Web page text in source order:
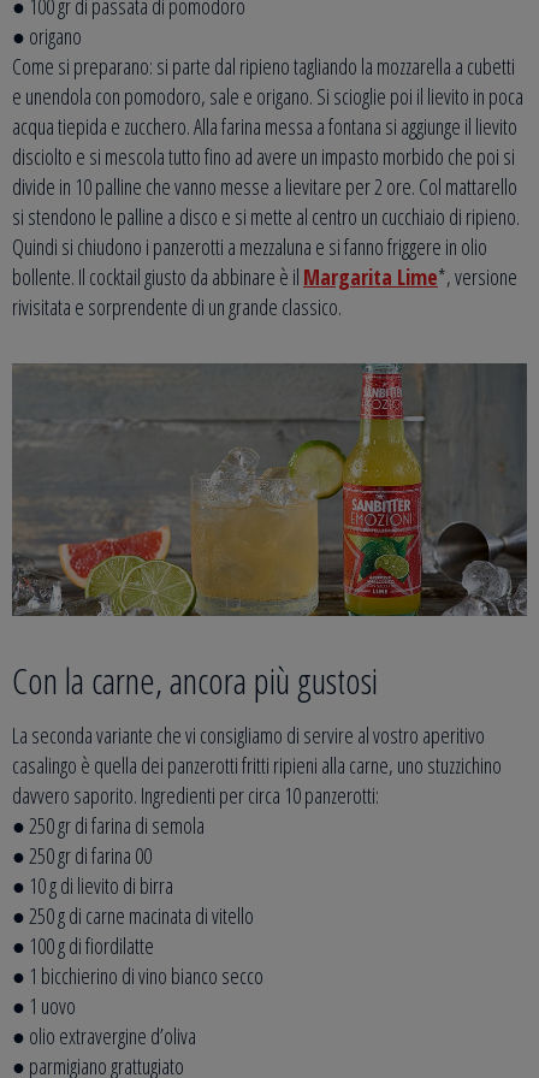
● 100 gr di passata di pomodoro
● origano
Come si preparano: si parte dal ripieno tagliando la mozzarella a cubetti
e unendola con pomodoro, sale e origano. Si scioglie poi il lievito in poca
acqua tiepida e zucchero. Alla farina messa a fontana si aggiunge il lievito
disciolto e si mescola tutto fino ad avere un impasto morbido che poi si
divide in 10 palline che vanno messe a lievitare per 2 ore. Col mattarello
si stendono le palline a disco e si mette al centro un cucchiaio di ripieno.
Quindi si chiudono i panzerotti a mezzaluna e si fanno friggere in olio
bollente. Il cocktail giusto da abbinare è il Margarita Lime*, versione
rivisitata e sorprendente di un grande classico.
Con la carne, ancora più gustosi
La seconda variante che vi consigliamo di servire al vostro aperitivo
casalingo è quella dei panzerotti fritti ripieni alla carne, uno stuzzichino
davvero saporito. Ingredienti per circa 10 panzerotti:
● 250 gr di farina di semola
● 250 gr di farina 00
● 10 g di lievito di birra
● 250 g di carne macinata di vitello
● 100 g di fiordilatte
● 1 bicchierino di vino bianco secco
● 1 uovo
● olio extravergine d’oliva
● parmigiano grattugiato